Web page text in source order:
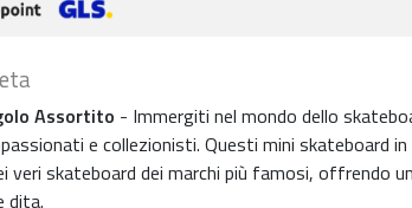
Assortito - Immergiti nel mondo dello
e collezionisti. Questi mini skateboard
veri skateboard dei marchi più famosi, offrendo
dita.